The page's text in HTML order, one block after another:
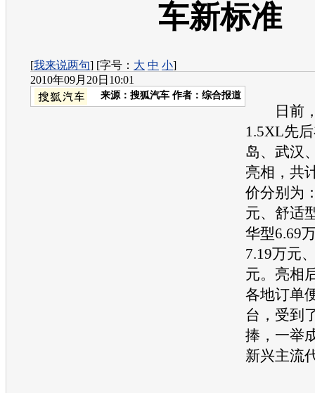
车新标准
[我来说两句] [字号： 大 中 小]
2010年09月20日10:01
来源： 搜狐汽车 作者：综合报道
日前
1.5XL先
岛、武汉
亮相，共
价分别为
元、舒适
华型6.69
7.19万元
元。亮相
各地订单
台，受到
捧，一举
新兴主流